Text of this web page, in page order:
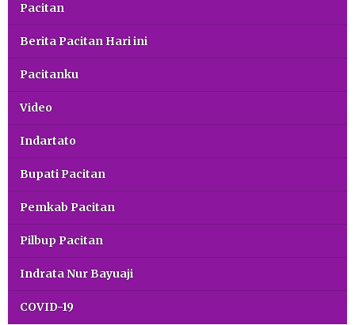
Pacitan
Berita Pacitan Hari ini
Pacitanku
Video
Indartato
Bupati Pacitan
Pemkab Pacitan
Pilbup Pacitan
Indrata Nur Bayuaji
COVID-19